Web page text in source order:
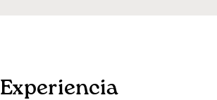
Experiencia